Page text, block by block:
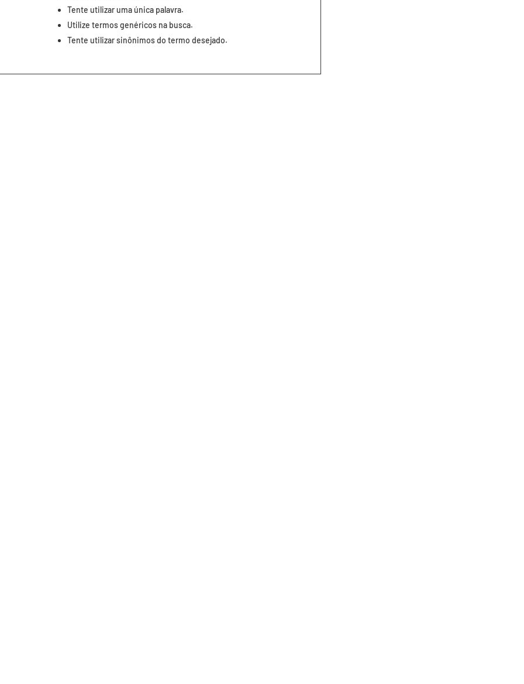
Tente utilizar uma única palavra.
Utilize termos genéricos na busca.
Tente utilizar sinônimos do termo desejado.